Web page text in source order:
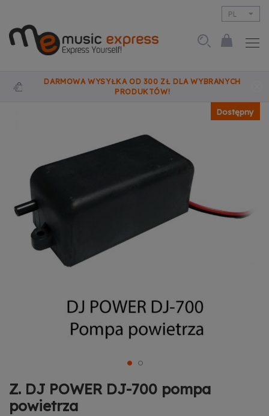
PL
DARMOWA WYSYŁKA OD 300 ZŁ DLA WYBRANYCH
PRODUKTÓW!
Dostępny
Z. DJ POWER DJ-700 pompa
powietrza